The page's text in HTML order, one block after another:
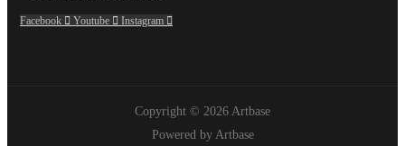
Facebook Youtube Instagram
Copyright © 2026 Artbase
Powered by Artbase